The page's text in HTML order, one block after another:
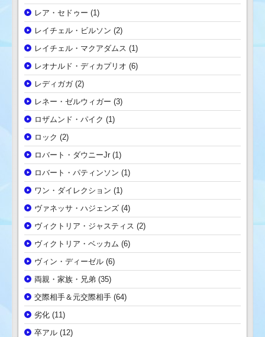
レア・セドゥー (1)
レイチェル・ビルソン (2)
レイチェル・マクアダムス (1)
レオナルド・ディカプリオ (6)
レディガガ(2)
レネー・ゼルウィガー (3)
ロザムンド・パイク (1)
ロック (2)
ロバート・ダウニーJr (1)
ロバート・パティンソン (1)
ワン・ダイレクション (1)
ヴァネッサ・ハジェンズ (4)
ヴィクトリア・ジャスティス (2)
ヴィクトリア・ベッカム (6)
ヴィン・ディーゼル (6)
両親・家族・兄弟 (35)
交際相手＆元交際相手 (64)
劣化 (11)
卒アル (12)